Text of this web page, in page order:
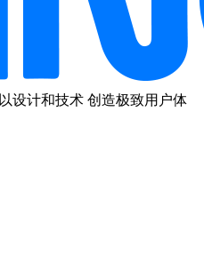
设计和技术 创造极致用户体